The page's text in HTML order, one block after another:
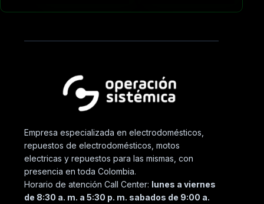
Empresa especializada en electrodomésticos,
repuestos de electrodomésticos, motos
electricas y repuestos para las mismas, con
presencia en toda Colombia.
Horario de atención Call Center: lunes a viernes
de 8:30 a. m. a 5:30 p. m. sabados de 9:00 a.